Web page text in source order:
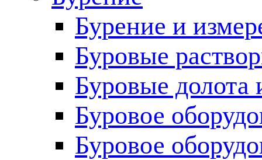
Бурение и
Буровые
Буровые долота
Буровое
Буровое